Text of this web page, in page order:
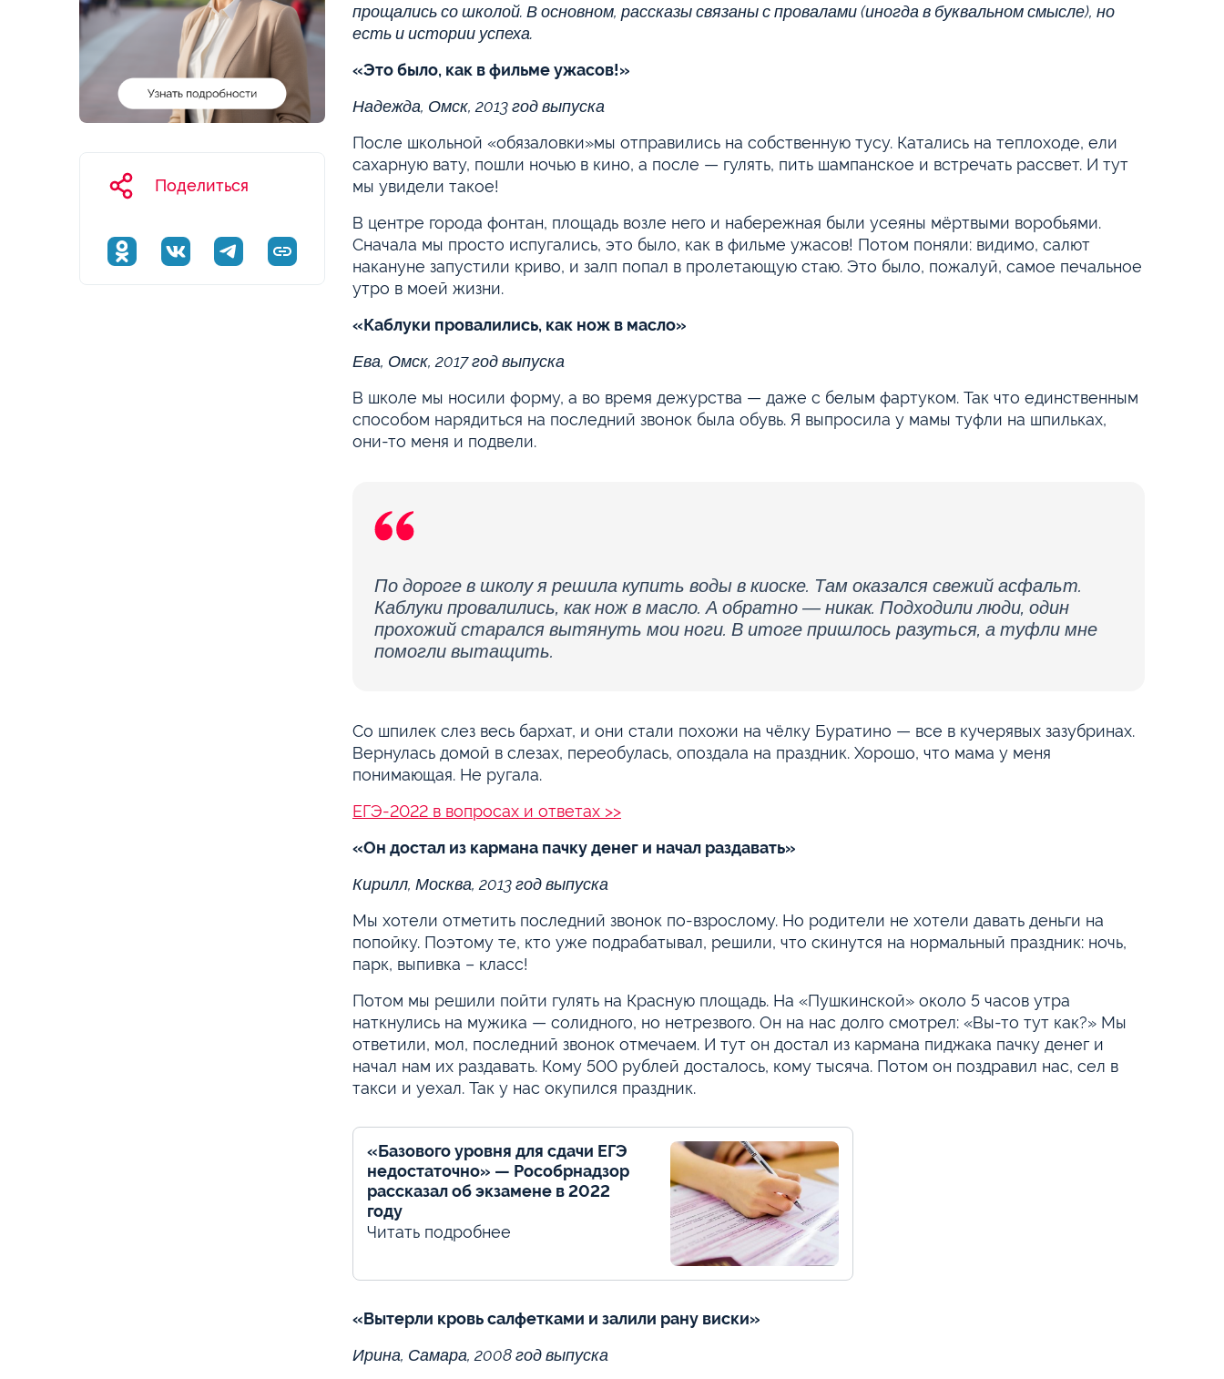
Поделиться
прощались со школой. В основном, рассказы связаны с провалами (иногда в буквальном смысле), но
есть и истории успеха.
«Это было, как в фильме ужасов!»
Надежда, Омск, 2013 год выпуска
После школьной «обязаловки»мы отправились на собственную тусу. Катались на теплоходе, ели
сахарную вату, пошли ночью в кино, а после — гулять, пить шампанское и встречать рассвет. И тут
мы увидели такое!
В центре города фонтан, площадь возле него и набережная были усеяны мёртвыми воробьями.
Сначала мы просто испугались, это было, как в фильме ужасов! Потом поняли: видимо, салют
накануне запустили криво, и залп попал в пролетающую стаю. Это было, пожалуй, самое печальное
утро в моей жизни.
«Каблуки провалились, как нож в масло»
Ева, Омск, 2017 год выпуска
В школе мы носили форму, а во время дежурства — даже с белым фартуком. Так что единственным
способом нарядиться на последний звонок была обувь. Я выпросила у мамы туфли на шпильках,
они-то меня и подвели.
По дороге в школу я решила купить воды в киоске. Там оказался свежий асфальт.
Каблуки провалились, как нож в масло. А обратно — никак. Подходили люди, один
прохожий старался вытянуть мои ноги. В итоге пришлось разуться, а туфли мне
помогли вытащить.
Со шпилек слез весь бархат, и они стали похожи на чёлку Буратино — все в кучерявых зазубринах.
Вернулась домой в слезах, переобулась, опоздала на праздник. Хорошо, что мама у меня
понимающая. Не ругала.
ЕГЭ-2022 в вопросах и ответах >>
«Он достал из кармана пачку денег и начал раздавать»
Кирилл, Москва, 2013 год выпуска
Мы хотели отметить последний звонок по-взрослому. Но родители не хотели давать деньги на
попойку. Поэтому те, кто уже подрабатывал, решили, что скинутся на нормальный праздник: ночь,
парк, выпивка – класс!
Потом мы решили пойти гулять на Красную площадь. На «Пушкинской» около 5 часов утра
наткнулись на мужика — солидного, но нетрезвого. Он на нас долго смотрел: «Вы-то тут как?» Мы
ответили, мол, последний звонок отмечаем. И тут он достал из кармана пиджака пачку денег и
начал нам их раздавать. Кому 500 рублей досталось, кому тысяча. Потом он поздравил нас, сел в
такси и уехал. Так у нас окупился праздник.
«Базового уровня для сдачи ЕГЭ
недостаточно» — Рособрнадзор
рассказал об экзамене в 2022
году
Читать подробнее
«Вытерли кровь салфетками и залили рану виски»
Ирина, Самара, 2008 год выпуска